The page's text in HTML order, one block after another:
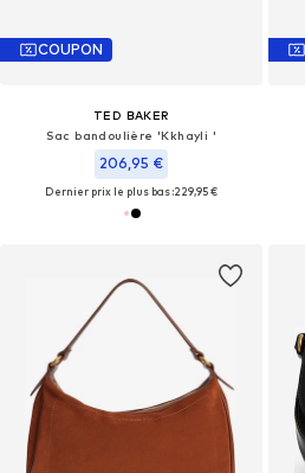
COUPON
TED BAKER
Sac bandoulière 'Kkhayli '
206,95 €
Dernier prix le plus bas :229,95 €